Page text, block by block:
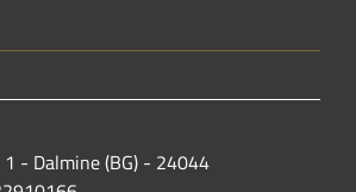
- Dalmine (BG) - 24044